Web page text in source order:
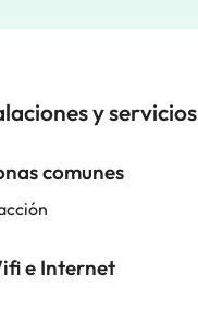
y servicios
comunes
e Internet